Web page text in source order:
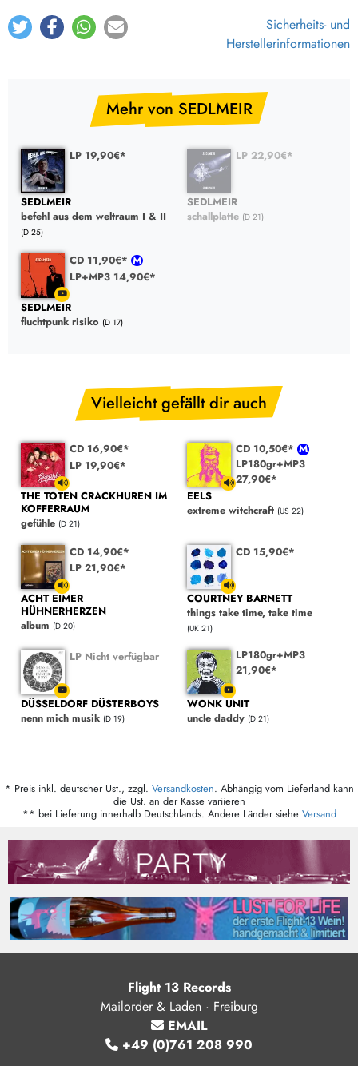
Sicherheits- und
Herstellerinformationen
Mehr von SEDLMEIR
LP 19,90€*
SEDLMEIR
befehl aus dem weltraum I & II
(D 25)
LP 22,90€*
SEDLMEIR
schallplatte (D 21)
CD 11,90€*
LP+MP3 14,90€*
SEDLMEIR
fluchtpunk risiko (D 17)
Vielleicht gefällt dir auch
CD 16,90€*
LP 19,90€*
THE TOTEN CRACKHUREN IM
KOFFERRAUM
gefühle (D 21)
CD 10,50€*
LP180gr+MP3
27,90€*
EELS
extreme witchcraft (US 22)
CD 14,90€*
LP 21,90€*
ACHT EIMER
HÜHNERHERZEN
album (D 20)
CD 15,90€*
COURTNEY BARNETT
things take time, take time
(UK 21)
LP Nicht verfügbar
DÜSSELDORF DÜSTERBOYS
nenn mich musik (D 19)
LP180gr+MP3
21,90€*
WONK UNIT
uncle daddy (D 21)
* Preis inkl. deutscher Ust., zzgl. Versandkosten. Abhängig vom Lieferland kann
die Ust. an der Kasse variieren
** bei Lieferung innerhalb Deutschlands. Andere Länder siehe Versand
Flight 13 Records
Mailorder & Laden · Freiburg
EMAIL
+49 (0)761 208 990